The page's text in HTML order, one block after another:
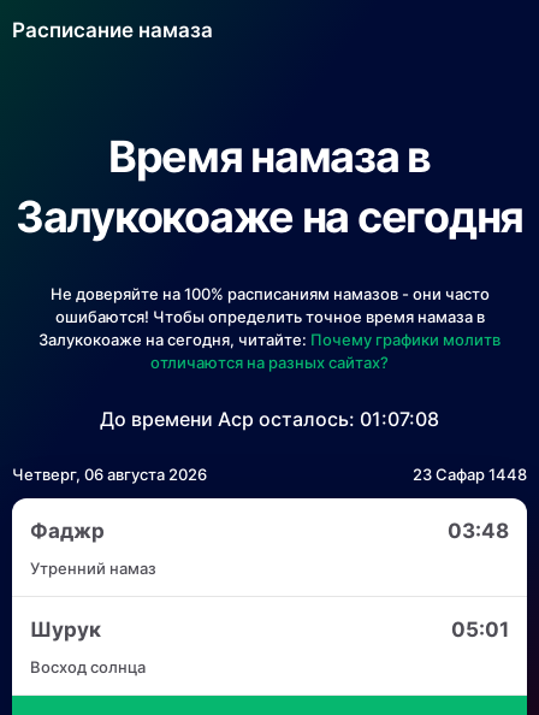
Расписание намаза
Время намаза в
Залукокоаже на сегодня
Не доверяйте на 100% расписаниям намазов - они часто
ошибаются! Чтобы определить точное время намаза в
Залукокоаже на сегодня, читайте: Почему графики молитв
отличаются на разных сайтах?
До времени Аср осталось: 01:07:08
Четверг, 06 августа 2026 23 Сафар 1448
Фаджр 03:48
Утренний намаз
Шурук 05:01
Восход солнца